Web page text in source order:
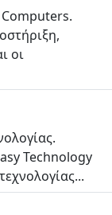
οι
Technology